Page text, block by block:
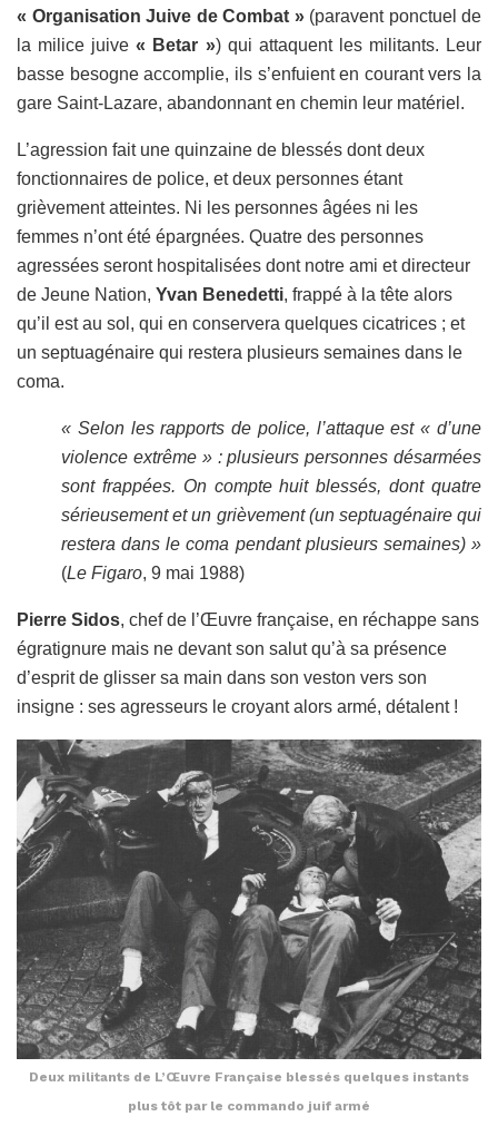
« Organisation Juive de Combat »(paravent ponctuel de
la milice juive« Betar ») qui attaquent les militants. Leur
basse besogne accomplie, ils s’enfuient en courant vers la
gare Saint-Lazare, abandonnant en chemin leur matériel.
L’agression fait une quinzaine de blessés dont deux
fonctionnaires de police, et deux personnes étant
grièvement atteintes. Ni les personnes âgées ni les
femmes n’ont été épargnées. Quatre des personnes
agressées seront hospitalisées dont notre ami et directeur
de Jeune Nation, Yvan Benedetti, frappé à la tête alors
qu’il est au sol, qui en conservera quelques cicatrices ; et
un septuagénaire qui restera plusieurs semaines dans le
coma.
« Selon les rapports de police, l’attaque est« d’une
violence extrême »: plusieurs personnes désarmées
sont frappées. On compte huit blessés, dont quatre
sérieusement et un grièvement (un septuagénaire qui
restera dans le coma pendant plusieurs semaines) »
(Le Figaro,‎ 9 mai 1988)
Pierre Sidos, chef de l’Œuvre française, en réchappe sans
égratignure mais ne devant son salut qu’à sa présence
d’esprit de glisser sa main dans son veston vers son
insigne : ses agresseurs le croyant alors armé, détalent !
Deux militants de L’Œuvre Française blessés quelques instants
plus tôt par le commando juif armé